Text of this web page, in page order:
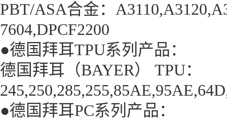
PBT/ASA合金：
7604,DPCF2200
●德国拜耳TPU系列产品：
德国拜耳（BAYER） TPU：
●德国拜耳PC系列产品：